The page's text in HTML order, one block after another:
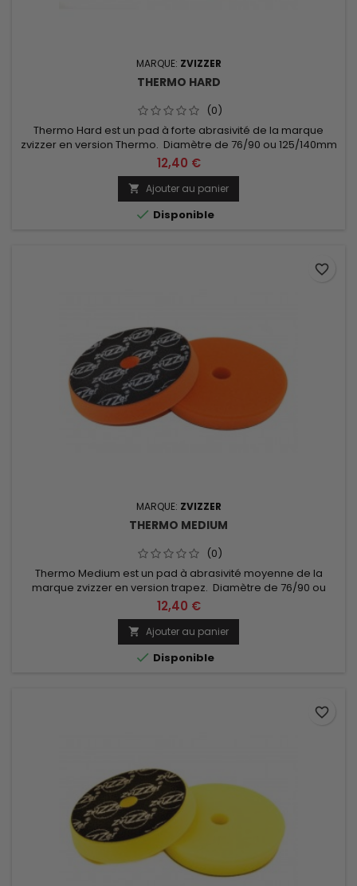
MARQUE: ZVIZZER
THERMO HARD
(0)
Thermo Hard est un pad à forte abrasivité de la marque
zvizzer en version Thermo. Diamètre de 76/90 ou 125/140mm
au choix.
12,40 €
 Ajouter au panier
 Disponible
MARQUE: ZVIZZER
THERMO MEDIUM
(0)
Thermo Medium est un pad à abrasivité moyenne de la
marque zvizzer en version trapez. Diamètre de 76/90 ou
125/140mm au choix.
12,40 €
 Ajouter au panier
 Disponible
favorite_border
favorite_border